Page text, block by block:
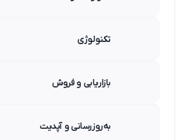
تکنولوژی
بازاریابی و فروش
به‌روزرسانی و آپدیت